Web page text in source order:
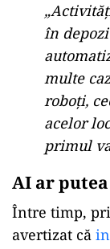
în
multe
roboți,
acelor
primul
AI ar
Între timp,
avertizat că